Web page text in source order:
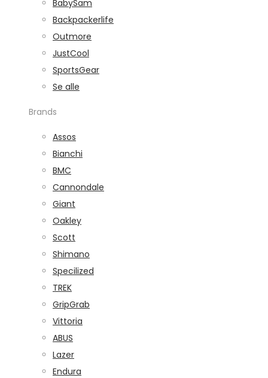
BabySam
Backpackerlife
Outmore
JustCool
SportsGear
Se alle
Brands
Assos
Bianchi
BMC
Cannondale
Giant
Oakley
Scott
Shimano
Specilized
TREK
GripGrab
Vittoria
ABUS
Lazer
Endura